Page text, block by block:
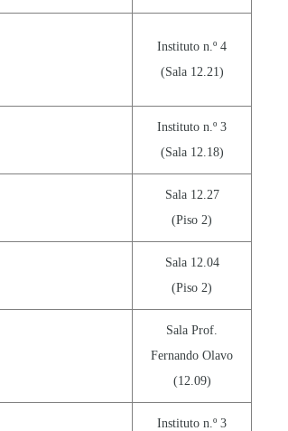
Instituto n.º 4
(Sala 12.21)
Instituto n.º 3
(Sala 12.18)
Sala 12.27
(Piso 2)
Sala 12.04
(Piso 2)
Sala Prof.
Fernando Olavo
(12.09)
Instituto n.º 3